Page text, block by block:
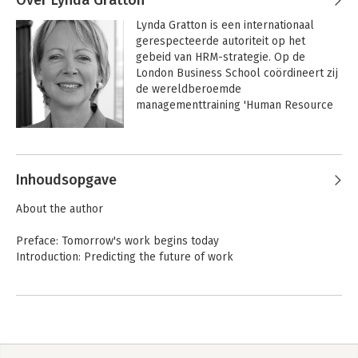
Lynda Gratton is een internationaal
gerespecteerde autoriteit op het
gebeid van HRM-strategie. Op de
London Business School coördineert zij
de wereldberoemde
managementtraining 'Human Resource
personeelsstrategie hebben een grote
lijnmanagers.
Andere boeken door Lynda Gratton
Inhoudsopgave
About the author
Preface: Tomorrow's work begins today
Introduction: Predicting the future of work